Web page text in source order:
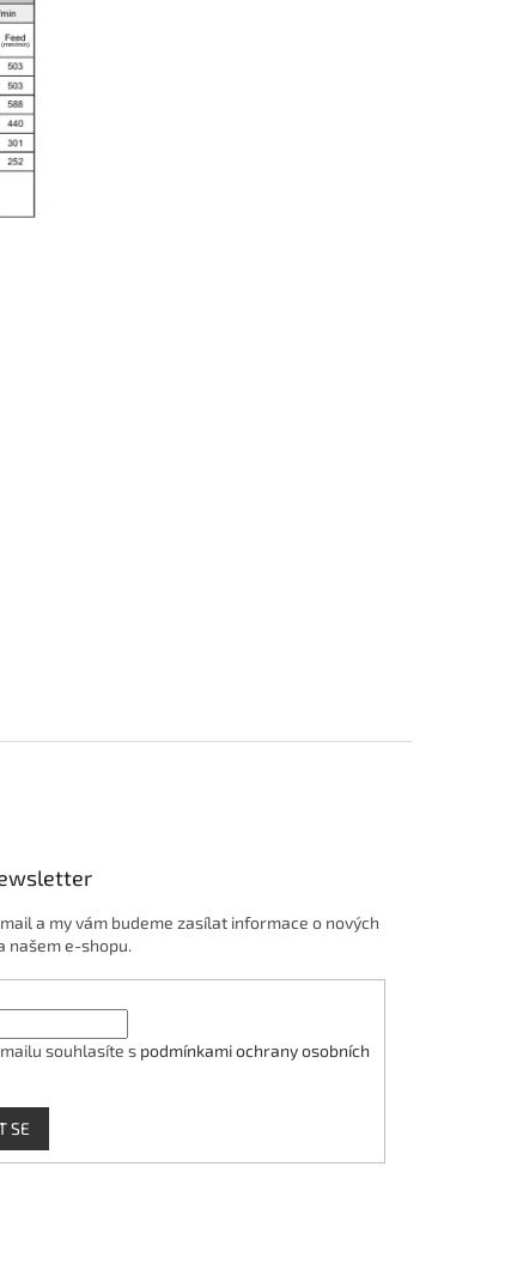
a my vám budeme zasílat informace o nových
našem e-shopu.
souhlasíte s podmínkami ochrany osobních
SE